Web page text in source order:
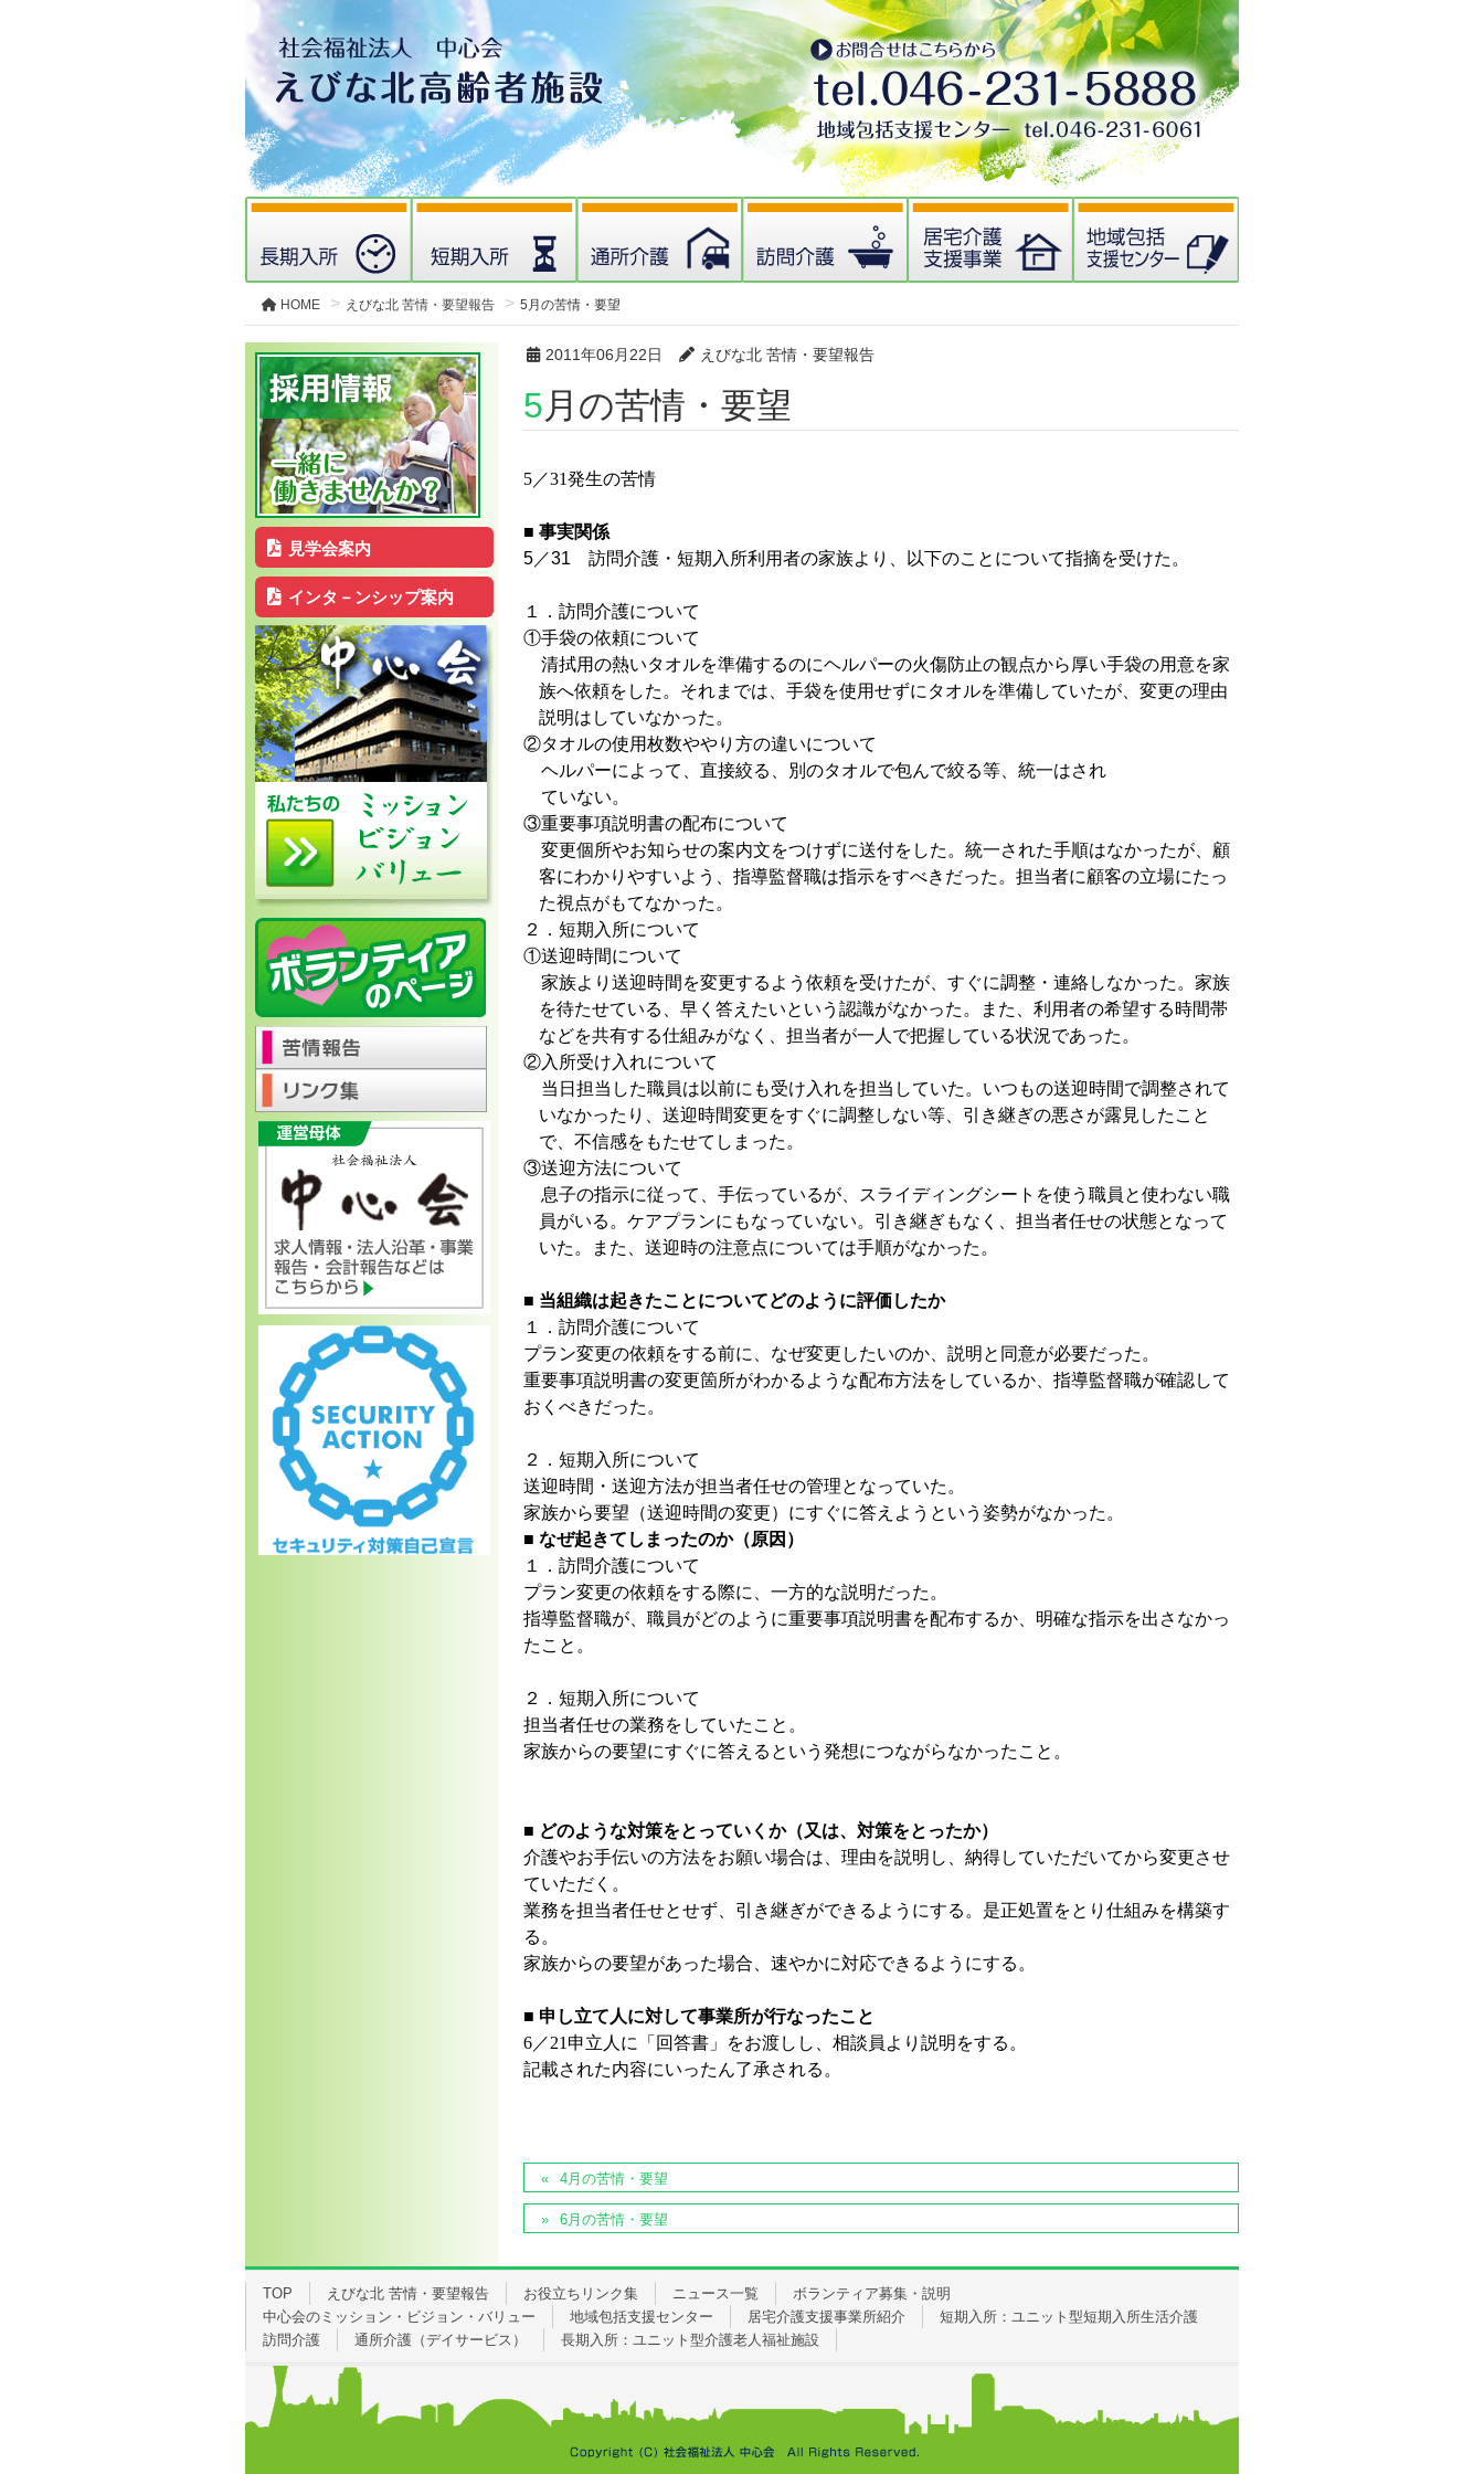
HOME えびな北 苦情・要望報告 5月の苦情・要望
2011年06月22日 えびな北 苦情・要望報告
5月の苦情・要望
5／31発生の苦情
■ 事実関係
5／31 訪問介護・短期入所利用者の家族より、以下のことについて指摘を受けた。
１．訪問介護について
①手袋の依頼について
清拭用の熱いタオルを準備するのにヘルパーの火傷防止の観点から厚い手袋の用意を家
族へ依頼をした。それまでは、手袋を使用せずにタオルを準備していたが、変更の理由
説明はしていなかった。
②タオルの使用枚数ややり方の違いについて
ヘルパーによって、直接絞る、別のタオルで包んで絞る等、統一はされ
ていない。
③重要事項説明書の配布について
変更個所やお知らせの案内文をつけずに送付をした。統一された手順はなかったが、顧
客にわかりやすいよう、指導監督職は指示をすべきだった。担当者に顧客の立場にたっ
た視点がもてなかった。
２．短期入所について
①送迎時間について
家族より送迎時間を変更するよう依頼を受けたが、すぐに調整・連絡しなかった。家族
を待たせている、早く答えたいという認識がなかった。また、利用者の希望する時間帯
などを共有する仕組みがなく、担当者が一人で把握している状況であった。
②入所受け入れについて
当日担当した職員は以前にも受け入れを担当していた。いつもの送迎時間で調整されて
いなかったり、送迎時間変更をすぐに調整しない等、引き継ぎの悪さが露見したこと
で、不信感をもたせてしまった。
③送迎方法について
息子の指示に従って、手伝っているが、スライディングシートを使う職員と使わない職
員がいる。ケアプランにもなっていない。引き継ぎもなく、担当者任せの状態となって
いた。また、送迎時の注意点については手順がなかった。
■ 当組織は起きたことについてどのように評価したか
１．訪問介護について
プラン変更の依頼をする前に、なぜ変更したいのか、説明と同意が必要だった。
重要事項説明書の変更箇所がわかるような配布方法をしているか、指導監督職が確認して
おくべきだった。
２．短期入所について
送迎時間・送迎方法が担当者任せの管理となっていた。
家族から要望（送迎時間の変更）にすぐに答えようという姿勢がなかった。
■ なぜ起きてしまったのか（原因）
１．訪問介護について
プラン変更の依頼をする際に、一方的な説明だった。
指導監督職が、職員がどのように重要事項説明書を配布するか、明確な指示を出さなかっ
たこと。
２．短期入所について
担当者任せの業務をしていたこと。
家族からの要望にすぐに答えるという発想につながらなかったこと。
■ どのような対策をとっていくか（又は、対策をとったか）
介護やお手伝いの方法をお願い場合は、理由を説明し、納得していただいてから変更させ
ていただく。
業務を担当者任せとせず、引き継ぎができるようにする。是正処置をとり仕組みを構築す
る。
家族からの要望があった場合、速やかに対応できるようにする。
■ 申し立て人に対して事業所が行なったこと
6／21 申立人に「回答書」をお渡しし、相談員より説明をする。
記載された内容にいったん了承される。
4月の苦情・要望
6月の苦情・要望
見学会案内
インタ－ンシップ案内
TOP えびな北 苦情・要望報告 お役立ちリンク集 ニュース一覧
ボランティア募集・説明
中心会のミッション・ビジョン・バリュー
地域包括支援センター 居宅介護支援事業所紹介
短期入所：ユニット型短期入所生活介護
訪問介護
通所介護（デイサービス） 長期入所：ユニット型介護老人福祉施設